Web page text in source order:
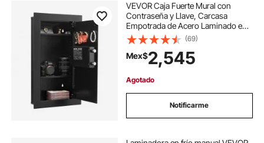
VEVOR Caja Fuerte Mural con
Contraseña y Llave, Carcasa
Empotrada de Acero Laminado en
Frío Q235 con Estantes Ajustables
e Iluminación LED, para Dinero,
Joyas y Pasaporte, 102 x 370 x 630
mm, Negro
(69)
Mex$2,545
Agotado
Notificarme